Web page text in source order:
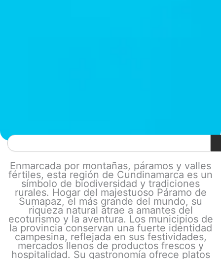
Search
Enmarcada por montañas, páramos y valles
fértiles, esta región de Cundinamarca es un
símbolo de biodiversidad y tradiciones
rurales. Hogar del majestuoso Páramo de
Sumapaz, el más grande del mundo, su
riqueza natural atrae a amantes del
ecoturismo y la aventura. Los municipios de
la provincia conservan una fuerte identidad
campesina, reflejada en sus festividades,
mercados llenos de productos frescos y
hospitalidad. Su gastronomía ofrece platos